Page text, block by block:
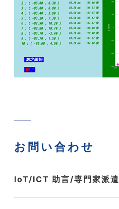
お問い合わせ
IoT/ICT 助言/専門家派遣